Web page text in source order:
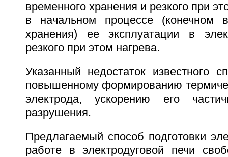
временного хранения и резкого при
в начальном процессе (конечном
хранения) ее эксплуатации в
резкого при этом нагрева.
Указанный недостаток известного
повышенному формированию
электрода, ускорению его
разрушения.
Предлагаемый способ подготовки
работе в электродуговой печи